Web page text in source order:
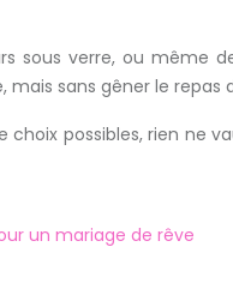
sous verre, ou même
sans gêner le repas
possibles, rien ne
un mariage de rêve